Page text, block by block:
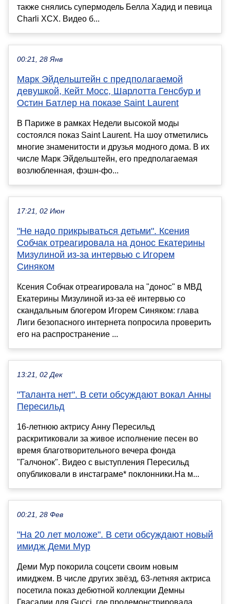
также снялись супермодель Белла Хадид и певица
Charli XCX. Видео б...
00:21, 28 Янв
Марк Эйдельштейн с предполагаемой
девушкой, Кейт Мосс, Шарлотта Генсбур и
Остин Батлер на показе Saint Laurent
В Париже в рамках Недели высокой моды
состоялся показ Saint Laurent. На шоу отметились
многие знаменитости и друзья модного дома. В их
числе Марк Эйдельштейн, его предполагаемая
возлюбленная, фэшн-фо...
17:21, 02 Июн
"Не надо прикрываться детьми". Ксения
Собчак отреагировала на донос Екатерины
Мизулиной из-за интервью с Игорем
Синяком
Ксения Собчак отреагировала на "донос" в МВД
Екатерины Мизулиной из-за её интервью со
скандальным блогером Игорем Синяком: глава
Лиги безопасного интернета попросила проверить
его на распространение ...
13:21, 02 Дек
"Таланта нет". В сети обсуждают вокал Анны
Пересильд
16-летнюю актрису Анну Пересильд
раскритиковали за живое исполнение песен во
время благотворительного вечера фонда
"Галчонок". Видео с выступления Пересильд
опубликовали в инстаграме* поклонники.На м...
00:21, 28 Фев
"На 20 лет моложе". В сети обсуждают новый
имидж Деми Мур
Деми Мур покорила соцсети своим новым
имиджем. В числе других звёзд, 63-летняя актриса
посетила показ дебютной коллекции Демны
Гвасалии для Gucci, где продемонстрировала